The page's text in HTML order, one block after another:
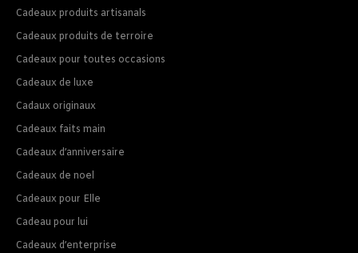
Cadeaux produits artisanals
Cadeaux produits de terroire
Cadeaux pour toutes occasions
Cadeaux de luxe
Cadaux originaux
Cadeaux faits main
Cadeaux d’anniversaire
Cadeaux de noel
Cadeaux pour Elle
Cadeau pour lui
Cadeaux d’enterprise